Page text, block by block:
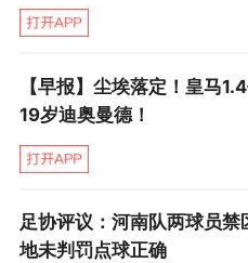
力。
“我知道他很厉害，”科
计划不奏效，他还有
同的技战术来对付你，
出自己的最佳状态。”
【早报】尘埃落定！皇马
19岁迪奥曼德！
足协评议：河南队两球员禁
地未判罚点球正确